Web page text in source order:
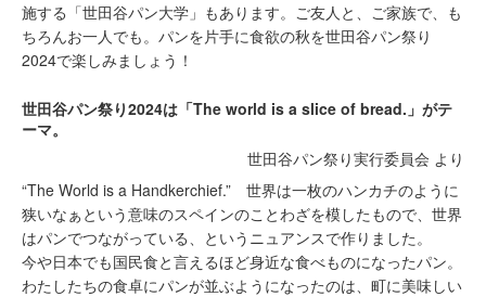
施する「世田谷パン大学」もあります。 ご友人と、ご家族で、も
ちろんお一人でも。パンを片手に食欲の秋を世田谷パン祭り
2024で楽しみましょう！
世田谷パン祭り2024は「The world is a slice of bread.」がテ
ーマ。
世田谷パン祭り実行委員会 より
“The World is a Handkerchief.” 世界は一枚のハンカチのように
狭いなぁという意味のスペインのことわざを模したもので、世界
はパンでつながっている、というニュアンスで作りました。
今や日本でも国民食と言えるほど身近な食べものになったパン。
わたしたちの食卓にパンが並ぶようになったのは、町に美味しい